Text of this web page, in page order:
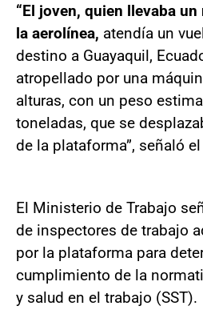
“El joven, quien llevaba
la aerolínea, atendía un
destino a Guayaquil,
atropellado por una
alturas, con un peso
toneladas, que se
de la plataforma”, señaló
El Ministerio de Trabajo
de inspectores de trabajo
por la plataforma para
cumplimiento de la
y salud en el trabajo (SST).